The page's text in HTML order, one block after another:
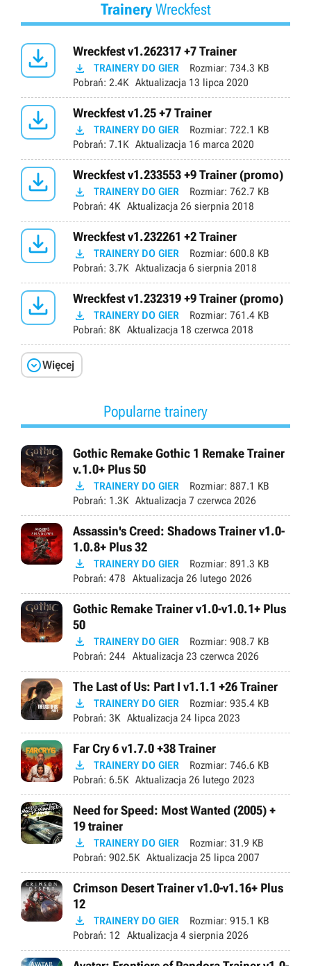
TraineryWreckfest
 Wreckfest v1.262317 +7 Trainer
 TRAINERY DO GIER Rozmiar: 734.3 KB
Pobrań: 2.4K Aktualizacja 13 lipca 2020
 Wreckfest v1.25 +7 Trainer
 TRAINERY DO GIER Rozmiar: 722.1 KB
Pobrań: 7.1K Aktualizacja 16 marca 2020
 Wreckfest v1.233553 +9 Trainer (promo)
 TRAINERY DO GIER Rozmiar: 762.7 KB
Pobrań: 4K Aktualizacja 26 sierpnia 2018
 Wreckfest v1.232261 +2 Trainer
 TRAINERY DO GIER Rozmiar: 600.8 KB
Pobrań: 3.7K Aktualizacja 6 sierpnia 2018
 Wreckfest v1.232319 +9 Trainer (promo)
 TRAINERY DO GIER Rozmiar: 761.4 KB
Pobrań: 8K Aktualizacja 18 czerwca 2018
Więcej
Popularne trainery
Gothic Remake Gothic 1 Remake Trainer
v.1.0+ Plus 50
 TRAINERY DO GIER Rozmiar: 887.1 KB
Pobrań: 1.3K Aktualizacja 7 czerwca 2026
Assassin's Creed: Shadows Trainer v1.0-
1.0.8+ Plus 32
 TRAINERY DO GIER Rozmiar: 891.3 KB
Pobrań: 478 Aktualizacja 26 lutego 2026
Gothic Remake Trainer v1.0-v1.0.1+ Plus
50
 TRAINERY DO GIER Rozmiar: 908.7 KB
Pobrań: 244 Aktualizacja 23 czerwca 2026
The Last of Us: Part I v1.1.1 +26 Trainer
 TRAINERY DO GIER Rozmiar: 935.4 KB
Pobrań: 3K Aktualizacja 24 lipca 2023
Far Cry 6 v1.7.0 +38 Trainer
 TRAINERY DO GIER Rozmiar: 746.6 KB
Pobrań: 6.5K Aktualizacja 26 lutego 2023
Need for Speed: Most Wanted (2005) +
19 trainer
 TRAINERY DO GIER Rozmiar: 31.9 KB
Pobrań: 902.5K Aktualizacja 25 lipca 2007
Crimson Desert Trainer v1.0-v1.16+ Plus
12
 TRAINERY DO GIER Rozmiar: 915.1 KB
Pobrań: 12 Aktualizacja 4 sierpnia 2026